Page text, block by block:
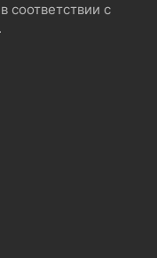
соответствии с